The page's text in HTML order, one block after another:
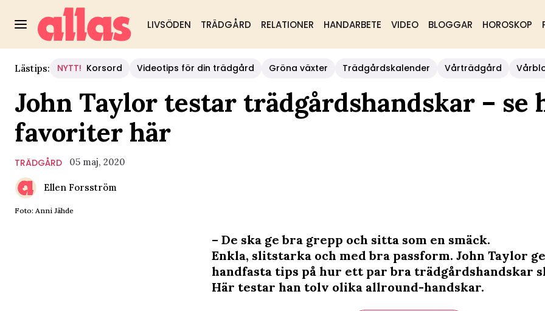
LIVSÖDEN TRÄDGÅRD RELATIONER HANDARBETE VIDEO BLOGGAR HOROSKOP
Lästips: NYTT! Korsord Videotips för din trädgård Gröna växter Trädgårdskalender Vårträdgård
John Taylor testar trädgårdshandskar – se
favoriter här
TRÄDGÅRD 05 maj, 2020
Ellen Forsström
Foto: Anni Jähde
– De ska ge bra grepp och sitta som en smäck.
Enkla, slitstarka och med bra passform. John Taylor
handfasta tips på hur ett par bra trädgårdshandskar
Här testar han tolv olika allround-handskar.